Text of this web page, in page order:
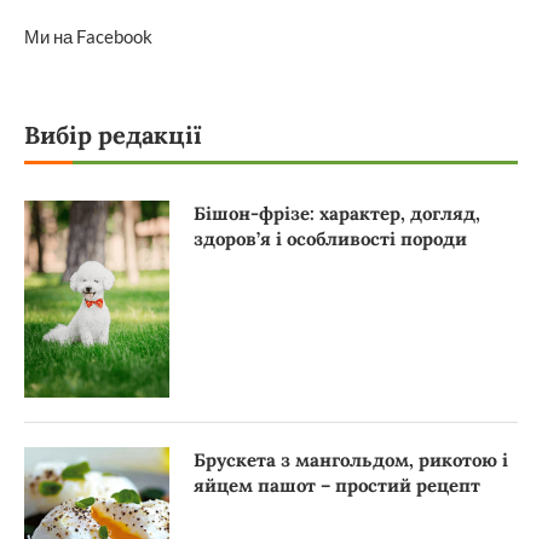
Ми на Facebook
Вибір редакції
Бішон-фрізе: характер, догляд,
здоров’я і особливості породи
Брускета з мангольдом, рикотою і
яйцем пашот – простий рецепт